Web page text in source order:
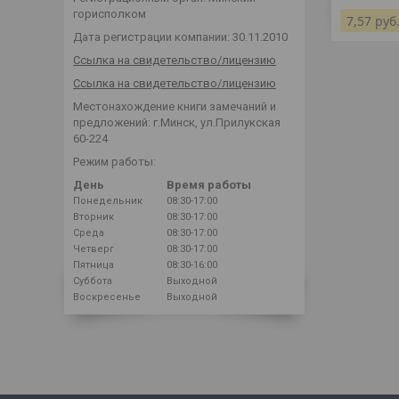
7,57 руб.
горисполком
Дата регистрации компании: 30.11.2010
Ссылка на свидетельство/лицензию
Ссылка на свидетельство/лицензию
Местонахождение книги замечаний и
предложений: г.Минск, ул.Прилукская
60-224
Режим работы:
День
Время работы
Понедельник
08:30-17:00
Вторник
08:30-17:00
Среда
08:30-17:00
Четверг
08:30-17:00
Пятница
08:30-16:00
Суббота
Выходной
Воскресенье
Выходной